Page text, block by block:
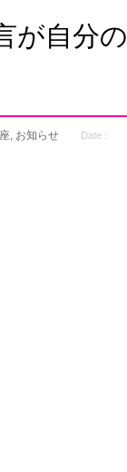
が自分の
, お知らせ Date :